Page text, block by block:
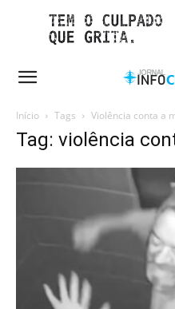
Início Tags Violência conta a
Tag: violência